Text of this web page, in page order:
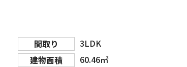
間取り
3LDK
建物面積
60.46㎡